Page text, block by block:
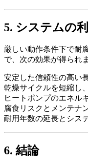
5. システムの
厳しい動作条件下で耐
で、次の効果が得られ
安定した信頼性の高い
乾燥サイクルを短縮し
ヒートポンプのエネル
腐食リスクとメンテナ
耐用年数の延長とシス
6. 結論